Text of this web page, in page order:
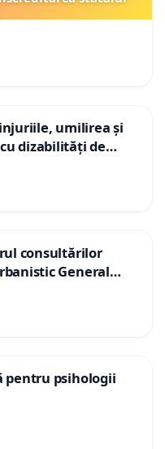
umilirea și
dizabilități de
consultărilor
General
pentru psihologii